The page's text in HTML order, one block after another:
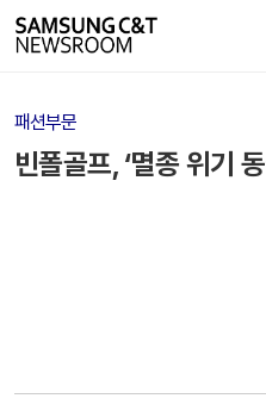
패션부문
빈폴골프, ‘멸종 위기